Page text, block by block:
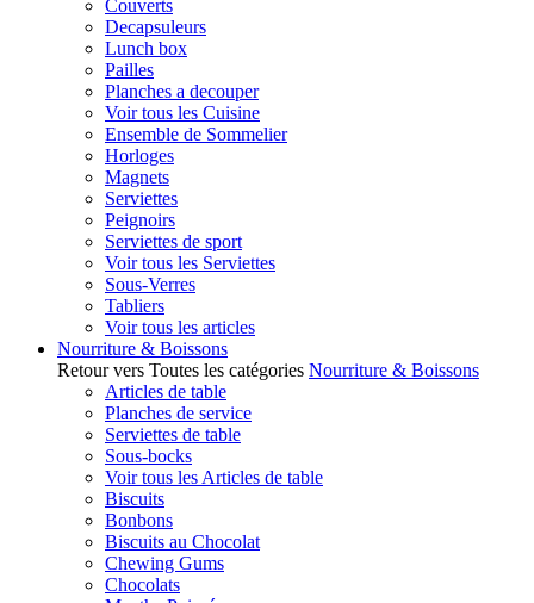
Couverts
Decapsuleurs
Lunch box
Pailles
Planches a decouper
Voir tous les Cuisine
Ensemble de Sommelier
Horloges
Magnets
Serviettes
Peignoirs
Serviettes de sport
Voir tous les Serviettes
Sous-Verres
Tabliers
Voir tous les articles
Nourriture & Boissons
Retour vers Toutes les catégories Nourriture & Boissons
Articles de table
Planches de service
Serviettes de table
Sous-bocks
Voir tous les Articles de table
Biscuits
Bonbons
Biscuits au Chocolat
Chewing Gums
Chocolats